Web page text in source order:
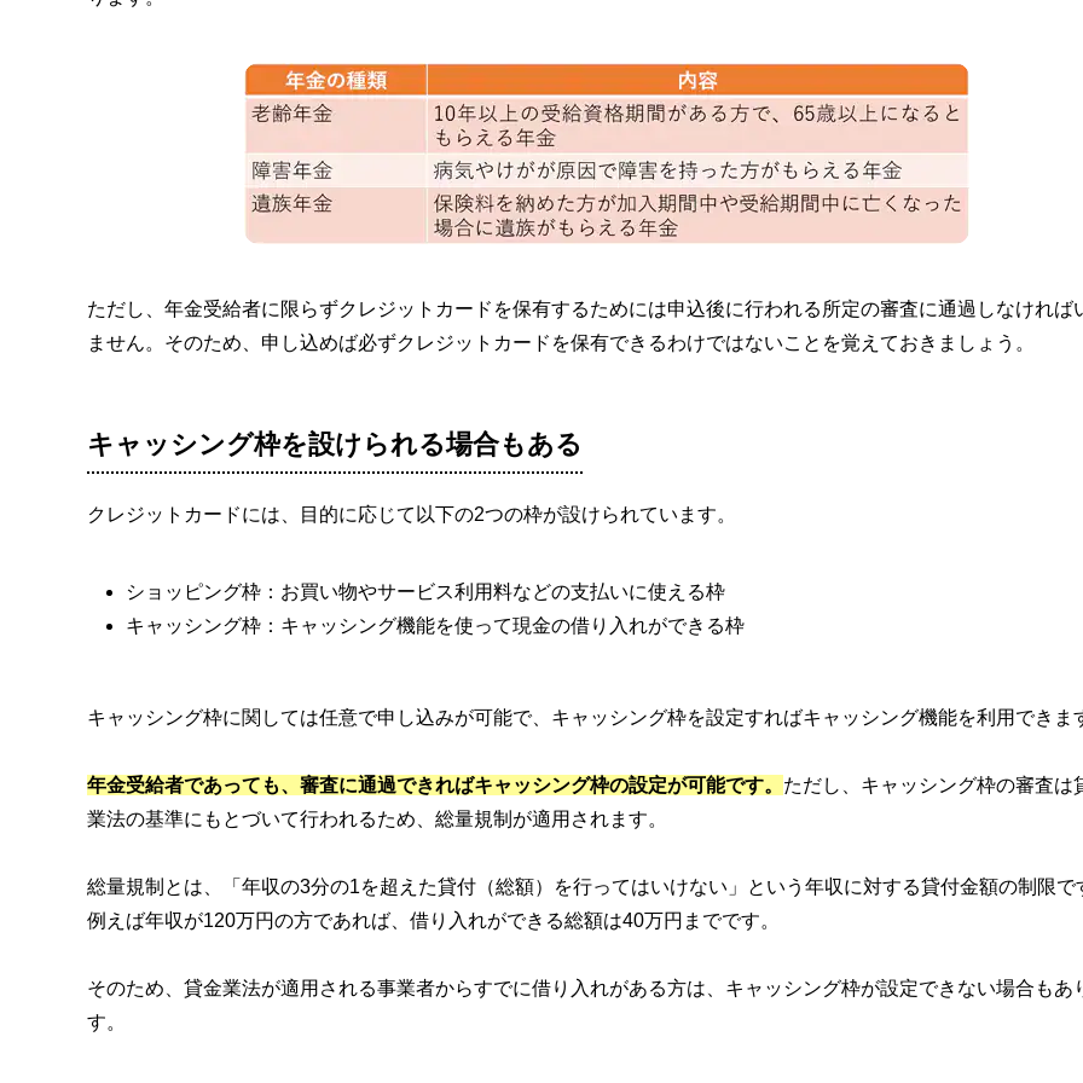
ただし、年金受給者に限らずクレジットカードを保有するためには申込後に行われる所定の審査に通過しなければ
ません。そのため、申し込めば必ずクレジットカードを保有できるわけではないことを覚えておきましょう。
キャッシング枠を設けられる場合もある
クレジットカードには、目的に応じて以下の2つの枠が設けられています。
ショッピング枠：お買い物やサービス利用料などの支払いに使える枠
キャッシング枠：キャッシング機能を使って現金の借り入れができる枠
キャッシング枠に関しては任意で申し込みが可能で、キャッシング枠を設定すればキャッシング機能を利用できま
年金受給者であっても、審査に通過できればキャッシング枠の設定が可能です。 ただし、キャッシング枠の審査は
業法の基準にもとづいて行われるため、総量規制が適用されます。
総量規制とは、「年収の3分の1を超えた貸付（総額）を行ってはいけない」という年収に対する貸付金額の制限で
例えば年収が120万円の方であれば、借り入れができる総額は40万円までです。
そのため、貸金業法が適用される事業者からすでに借り入れがある方は、キャッシング枠が設定できない場合もあ
す。